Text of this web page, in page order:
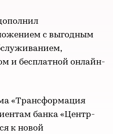
с выгодным
и бесплатной онлайн-
«Трансформация
банка «Центр-
к новой